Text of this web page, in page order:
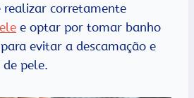
realizar corretamente
e optar por tomar banho
evitar a descamação e
pele.